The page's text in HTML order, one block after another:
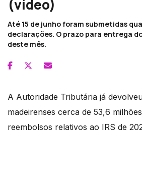
(vídeo)
Até 15 de junho foram submetidas
declarações. O prazo para entrega
deste mês.
A Autoridade Tributária já
madeirenses cerca de 53,6
reembolsos relativos ao IRS de